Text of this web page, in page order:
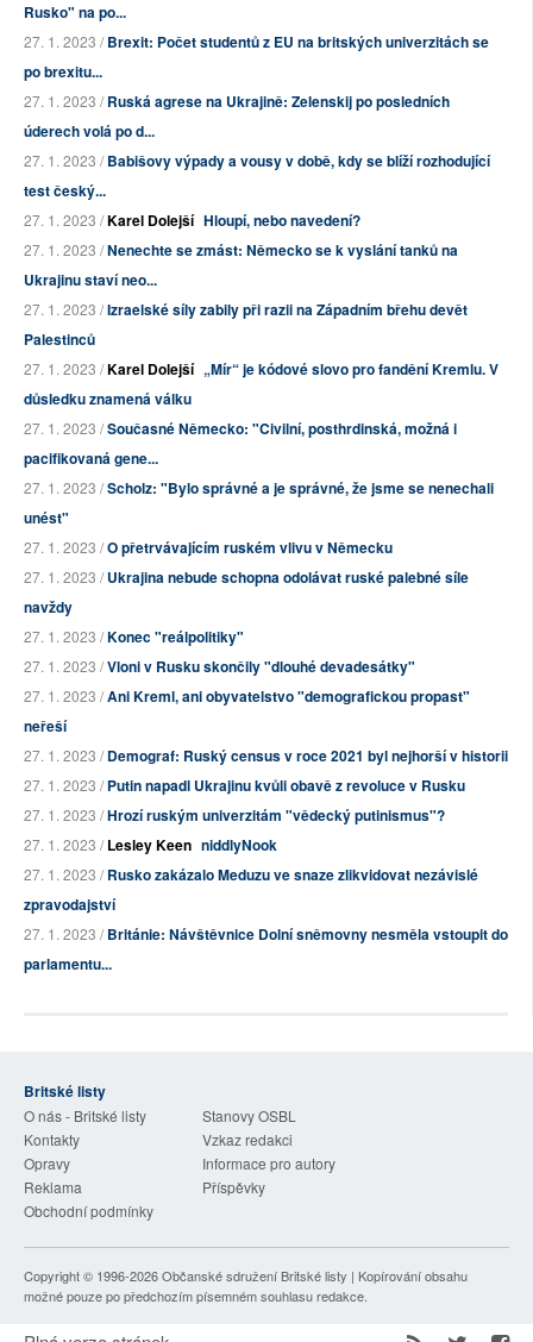
Rusko" na po...
27. 1. 2023 /Brexit: Počet studentů z EU na britských univerzitách se
po brexitu...
27. 1. 2023 /Ruská agrese na Ukrajině: Zelenskij po posledních
úderech volá po d...
27. 1. 2023 /Babišovy výpady a vousy v době, kdy se blíží rozhodující
test český...
27. 1. 2023 /Karel Dolejší Hloupí, nebo navedení?
27. 1. 2023 /Nenechte se zmást: Německo se k vyslání tanků na
Ukrajinu staví neo...
27. 1. 2023 /Izraelské síly zabily při razii na Západním břehu devět
Palestinců
27. 1. 2023 /Karel Dolejší „Mír“ je kódové slovo pro fandění Kremlu. V
důsledku znamená válku
27. 1. 2023 /Současné Německo: "Civilní, posthrdinská, možná i
pacifikovaná gene...
27. 1. 2023 /Scholz: "Bylo správné a je správné, že jsme se nenechali
unést"
27. 1. 2023 /O přetrvávajícím ruském vlivu v Německu
27. 1. 2023 /Ukrajina nebude schopna odolávat ruské palebné síle
navždy
27. 1. 2023 /Konec "reálpolitiky"
27. 1. 2023 /Vloni v Rusku skončily "dlouhé devadesátky"
27. 1. 2023 /Ani Kreml, ani obyvatelstvo "demografickou propast"
neřeší
27. 1. 2023 /Demograf: Ruský census v roce 2021 byl nejhorší v historii
27. 1. 2023 /Putin napadl Ukrajinu kvůli obavě z revoluce v Rusku
27. 1. 2023 /Hrozí ruským univerzitám "vědecký putinismus"?
27. 1. 2023 /Lesley Keen niddlyNook
27. 1. 2023 /Rusko zakázalo Meduzu ve snaze zlikvidovat nezávislé
zpravodajství
27. 1. 2023 /Británie: Návštěvnice Dolní sněmovny nesměla vstoupit do
parlamentu...
Britské listy
O nás - Britské listy
Stanovy OSBL
Kontakty
Vzkaz redakci
Opravy
Informace pro autory
Reklama
Příspěvky
Obchodní podmínky
Copyright © 1996-2026Občanské sdružení Britské listy | Kopírování obsahu
možné pouze po předchozím písemném souhlasu redakce.